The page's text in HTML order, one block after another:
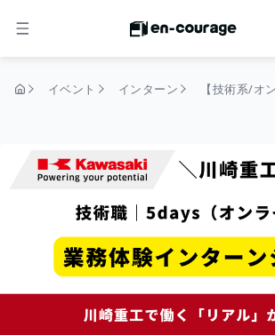
メニュー
イベント インターン